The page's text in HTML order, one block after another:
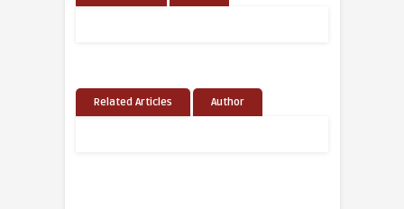
Related Articles Author